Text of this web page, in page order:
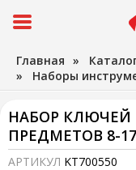
Главная »
» Наборы
НАБОР
ПРЕДМЕТОВ 8-
АРТИКУЛ KT700550